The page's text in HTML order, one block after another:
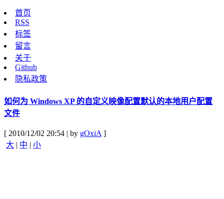
首页
RSS
标签
留言
关于
Github
隐私政策
如何为 Windows XP 的自定义映像配置默认的本地用户配置
文件
[ 2010/12/02 20:54 | by gOxiA]
大 | 中 | 小